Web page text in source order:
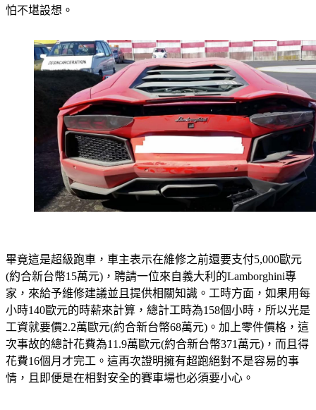
行更換。但所幸這次事故並沒有傷及碳纖維座艙，否則後果恐
畢竟這是超級跑車，車主表示在維修之前還要支付5,000歐元
(約合新台幣15萬元)，聘請一位來自義大利的Lamborghini專
家，來給予維修建議並且提供相關知識。工時方面，如果用每
小時140歐元的時薪來計算，總計工時為158個小時，所以光是
工資就要價2.2萬歐元(約合新台幣68萬元)。加上零件價格，這
次事故的總計花費為11.9萬歐元(約合新台幣371萬元)，而且得
花費16個月才完工。這再次證明擁有超跑絕對不是容易的事